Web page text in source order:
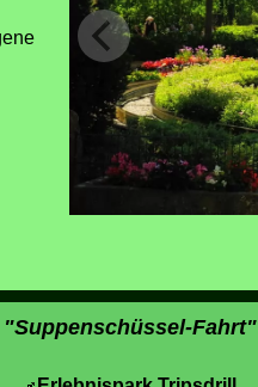
"Suppenschüssel-Fahrt"